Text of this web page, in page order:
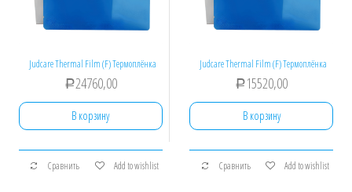
Judcare Thermal Film (F) Термоплёнка
Р24760,00
В корзину
Сравнить Add to wishlist
Judcare Thermal Film (F) Термоплёнка
Р 15520,00
В корзину
Сравнить Add to wishlist